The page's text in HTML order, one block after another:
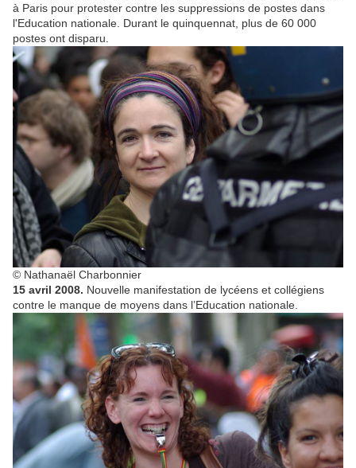
à Paris pour protester contre les suppressions de postes dans
l'Education nationale. Durant le quinquennat, plus de 60 000
postes ont disparu.
© Nathanaël Charbonnier
15 avril 2008. Nouvelle manifestation de lycéens et collégiens
contre le manque de moyens dans l’Education nationale.